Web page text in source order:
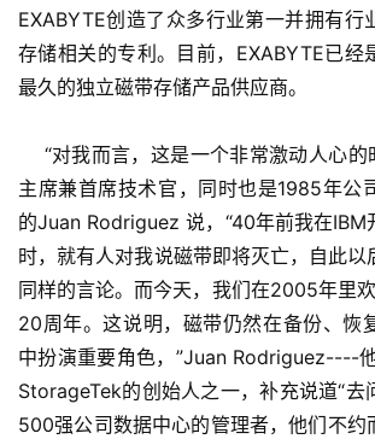
EXABYTE创造了众多行业第一并拥有行
存储相关的专利。目前，EXABYTE已经
最久的独立磁带存储产品供应商。
“对我而言，这是一个非常激动人心的
主席兼首席技术官，同时也是1985年公
的Juan Rodriguez 说，“40年前我在IBM
时，就有人对我说磁带即将灭亡，自此以
同样的言论。而今天，我们在2005年里
20周年。这说明，磁带仍然在备份、恢
中扮演重要角色，”Juan Rodriguez----
StorageTek的创始人之一，补充说道“去
500强公司数据中心的管理者，他们不约